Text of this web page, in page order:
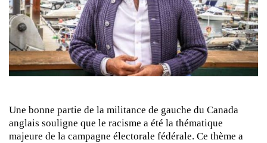
Une bonne partie de la militance de gauche du Canada
anglais souligne que le racisme a été la thématique
majeure de la campagne électorale fédérale. Ce thème a